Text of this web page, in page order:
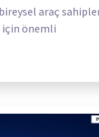
araç
önemli